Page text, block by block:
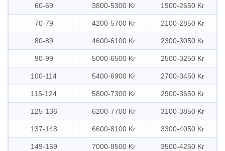
60-69 3800-5300 Kr 1900-2650 Kr
70-79 4200-5700 Kr 2100-2850 Kr
80-89 4600-6100 Kr 2300-3050 Kr
90-99 5000-6500 Kr 2500-3250 Kr
100-114 5400-6900 Kr 2700-3450 Kr
115-124 5800-7300 Kr 2900-3650 Kr
125-136 6200-7700 Kr 3100-3850 Kr
137-148 6600-8100 Kr 3300-4050 Kr
149-159 7000-8500 Kr 3500-4250 Kr